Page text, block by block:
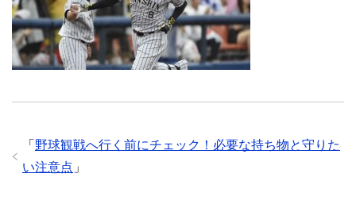
「 野球観戦へ行く前にチェック！必要な持ち物と守りた
い注意点 」